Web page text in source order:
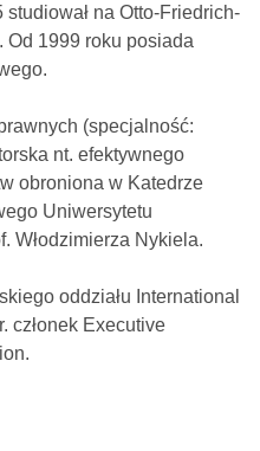
na Otto-Friedrich-
Od 1999 roku posiada
(specjalność:
nt. efektywnego
obroniona w Katedrze
Uniwersytetu
Włodzimierza Nykiela.
oddziału International
członek Executive